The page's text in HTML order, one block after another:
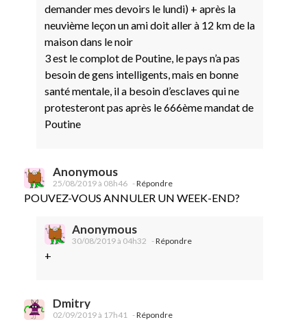
demander mes devoirs le lundi) + après la
neuvième leçon un ami doit aller à 12 km de la
maison dans le noir
3 est le complot de Poutine, le pays n’a pas
besoin de gens intelligents, mais en bonne
santé mentale, il a besoin d’esclaves qui ne
protesteront pas après le 666ème mandat de
Poutine
Anonymous
25/08/2019 à 08h46 -Répondre
POUVEZ-VOUS ANNULER UN WEEK-END?
Anonymous
30/08/2019 à 04h32 -Répondre
+
Dmitry
02/09/2019 à 17h41 -Répondre